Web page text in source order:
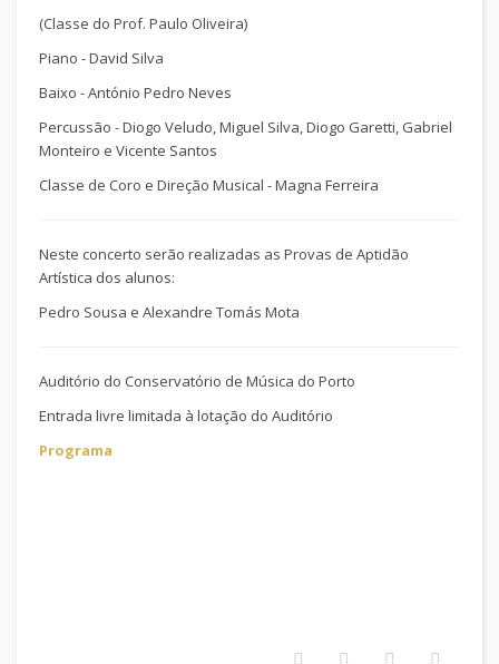
(Classe do Prof. Paulo Oliveira)
Piano -David Silva
Baixo -António Pedro Neves
Percussão -Diogo Veludo, Miguel Silva, Diogo Garetti, Gabriel
Monteiro e Vicente Santos
Classe de Coro e Direção Musical -Magna Ferreira
Neste concerto serão realizadas as Provas de Aptidão
Artística dos alunos:
Pedro Sousa e Alexandre Tomás Mota
Auditório do Conservatório de Música do Porto
Entrada livre limitada à lotação do Auditório
Programa